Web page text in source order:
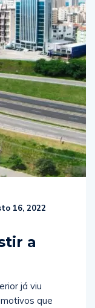
16, 2022
a
já viu
que